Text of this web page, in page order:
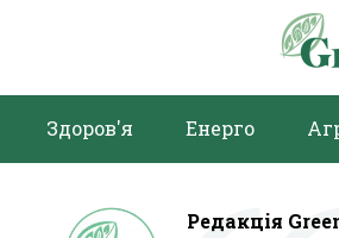
Здоров'я Енерго
Редакція